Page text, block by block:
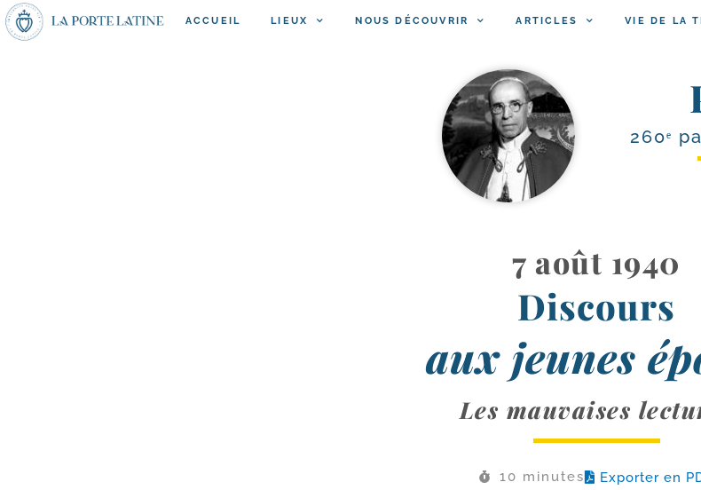
ACCUEIL LIEUX NOUS DÉCOUVRIR ARTICLES VIE DE LA
260ᵉ
7 août 1940
Discours
aux jeunes
Les mauvaises
10 minutes Exporter en